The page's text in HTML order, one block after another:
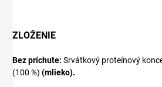
ZLOŽENIE
Bez príchute: Srvátkový proteínový
(100 %) (mlieko).